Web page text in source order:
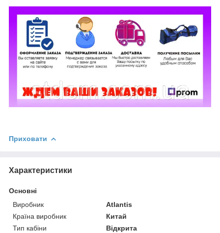
Приховати
Характеристики
Основні
Виробник
Atlantis
Країна виробник
Китай
Тип кабіни
Відкрита